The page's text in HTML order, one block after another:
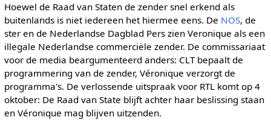
Hoewel de Raad van Staten de zender snel erkend als
buitenlands is niet iedereen het hiermee eens. De NOS, de
ster en de Nederlandse Dagblad Pers zien Veronique als een
illegale Nederlandse commerciële zender. De commissariaat
voor de media beargumenteerd anders: CLT bepaalt de
programmering van de zender, Véronique verzorgt de
programma's. De verlossende uitspraak voor RTL komt op 4
oktober: De Raad van State blijft achter haar beslissing staan
en Véronique mag blijven uitzenden.